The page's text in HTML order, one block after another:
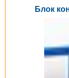
Блок